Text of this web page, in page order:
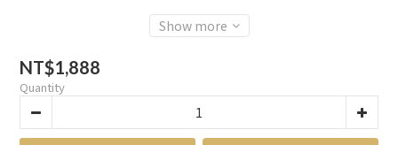
Show more
NT$1,888
Quantity